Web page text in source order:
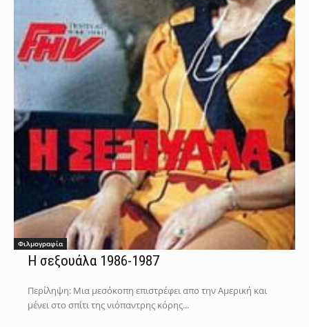
Φιλμογραφία
Η σεξουάλα 1986-1987
Περίληψη: Μια μεσόκοπη επιστρέφει απο την Αμερική και
μένει στο σπίτι της νιόπαντρης κόρης...